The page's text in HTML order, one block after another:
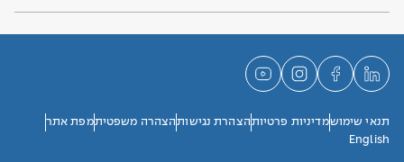
תנאי שימושמדיניות פרטיותהצהרת נגישותהצהרה משפטיתמפת אתר
English